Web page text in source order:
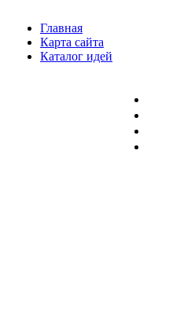
Главная
Карта сайта
Каталог идей